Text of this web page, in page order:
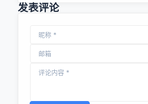
发表评论